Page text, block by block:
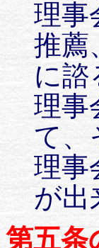
理事
推薦
に諮
理事
て、
理事
が出
第五条